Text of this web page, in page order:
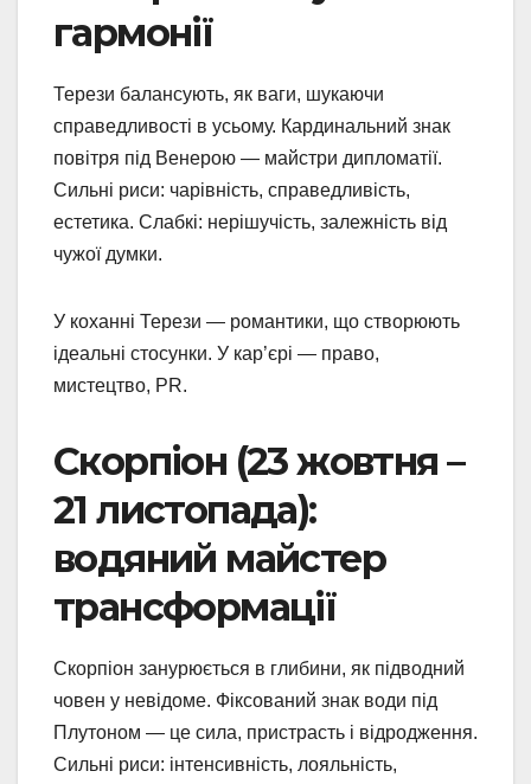
гармонії
Терези балансують, як ваги, шукаючи
справедливості в усьому. Кардинальний знак
повітря під Венерою — майстри дипломатії.
Сильні риси: чарівність, справедливість,
естетика. Слабкі: нерішучість, залежність від
чужої думки.
У коханні Терези — романтики, що створюють
ідеальні стосунки. У кар’єрі — право,
мистецтво, PR.
Скорпіон (23 жовтня –
21 листопада):
водяний майстер
трансформації
Скорпіон занурюється в глибини, як підводний
човен у невідоме. Фіксований знак води під
Плутоном — це сила, пристрасть і відродження.
Сильні риси: інтенсивність, лояльність,